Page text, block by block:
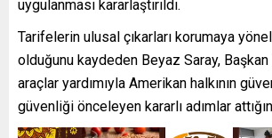
uygulanması kararlaştırıldı.
Tarifelerin ulusal çıkarları korumaya
olduğunu kaydeden Beyaz Saray, Başkan
araçlar yardımıyla Amerikan halkının
güvenliği önceleyen kararlı adımlar